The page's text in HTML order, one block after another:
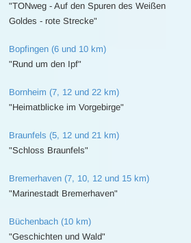
"TONweg - Auf den Spuren des Weißen
Goldes - rote Strecke"
Bopfingen (6 und 10 km)
"Rund um den Ipf"
Bornheim (7, 12 und 22 km)
"Heimatblicke im Vorgebirge"
Braunfels (5, 12 und 21 km)
"Schloss Braunfels"
Bremerhaven (7, 10, 12 und 15 km)
"Marinestadt Bremerhaven"
Büchenbach (10 km)
"Geschichten und Wald"